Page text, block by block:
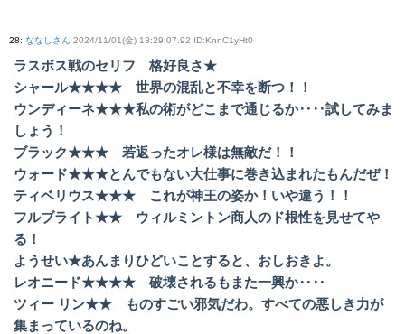
28: ななしさん 2024/11/01(金) 13:29:07.92 ID:KnnC1yHt0
ラスボス戦のセリフ 格好良さ★
シャール★★★★ 世界の混乱と不幸を断つ！！
ウンディーネ★★★私の術がどこまで通じるか‥‥試してみま
しょう！
ブラック★★★ 若返ったオレ様は無敵だ！！
ウォード★★★とんでもない大仕事に巻き込まれたもんだぜ！
ティベリウス★★★ これが神王の姿か！いや違う！！
フルブライト★★ ウィルミントン商人のド根性を見せてや
る！
ようせい★あんまりひどいことすると、おしおきよ。
レオニード★★★★ 破壊されるもまた一興か‥‥
ツィー リン★★ ものすごい邪気だわ。すべての悪しき力が
集まっているのね。